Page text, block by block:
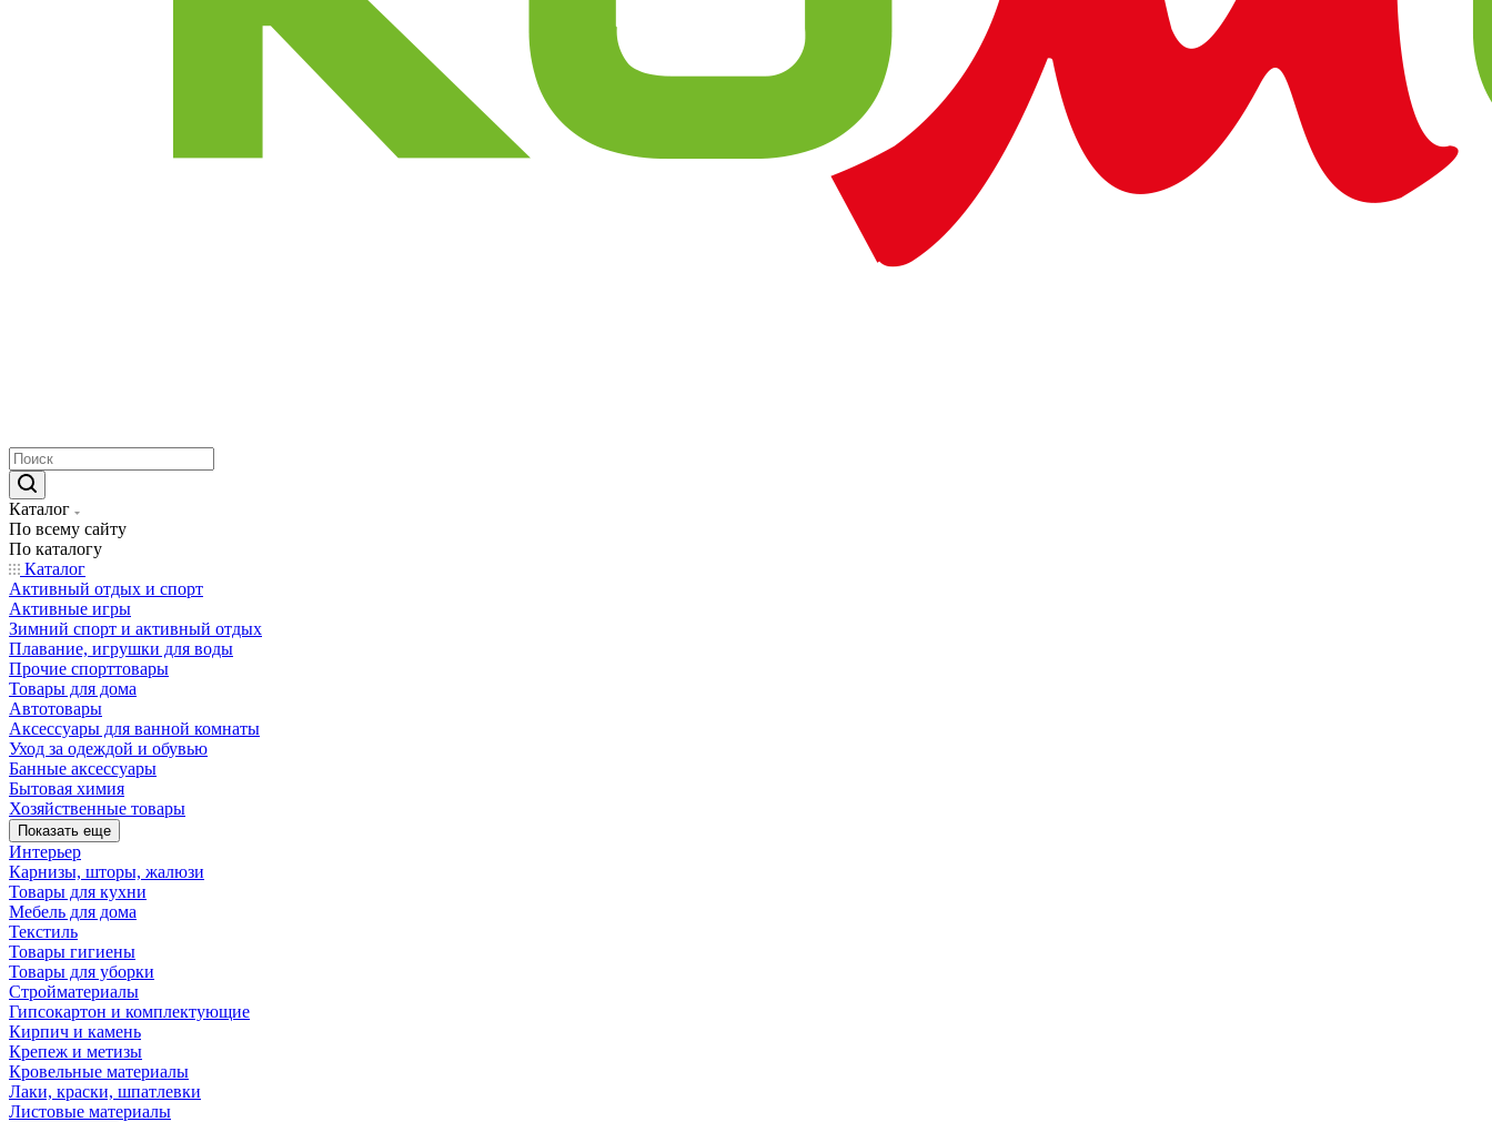
Каталог
По всему сайту
По каталогу
Каталог
Активный отдых и спорт
Активные игры
Зимний спорт и активный отдых
Плавание, игрушки для воды
Прочие спорттовары
Товары для дома
Автотовары
Аксессуары для ванной комнаты
Уход за одеждой и обувью
Банные аксессуары
Бытовая химия
Хозяйственные товары
Показать еще
Интерьер
Карнизы, шторы, жалюзи
Товары для кухни
Мебель для дома
Текстиль
Товары гигиены
Товары для уборки
Стройматериалы
Гипсокартон и комплектующие
Кирпич и камень
Крепеж и метизы
Кровельные материалы
Лаки, краски, шпатлевки
Листовые материалы